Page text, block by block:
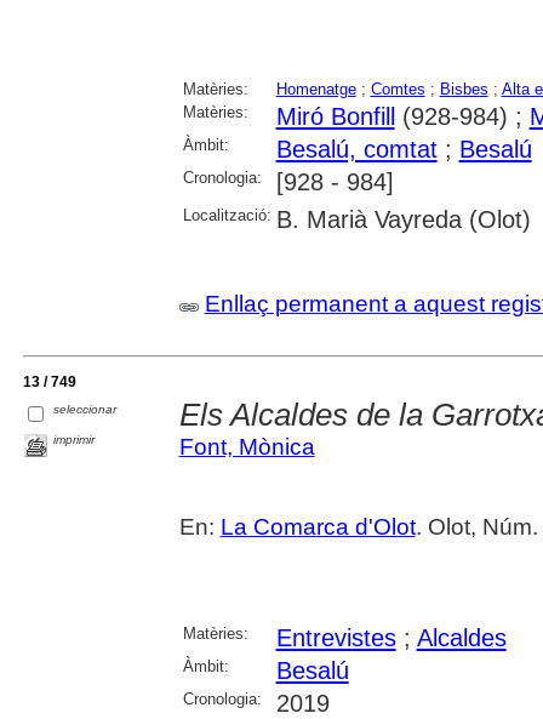
Matèries: Homenatge; Comtes ; Bisbes ; Alta
Matèries:
Miró Bonfill (928-984) ;
Àmbit: Besalú, comtat; Besalú
Cronologia: [928 - 984]
Localització: B. Marià Vayreda (Olot)
Enllaç permanent a aquest
13 / 749
seleccionar
imprimir
Els Alcaldes de la
Font, Mònica
En: La Comarca d'Olot. Olot,
Matèries: Entrevistes; Alcaldes
Àmbit: Besalú
Cronologia: 2019